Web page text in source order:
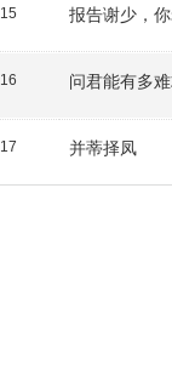
15 报告谢少，
16 问君能有多
17 并蒂择凤